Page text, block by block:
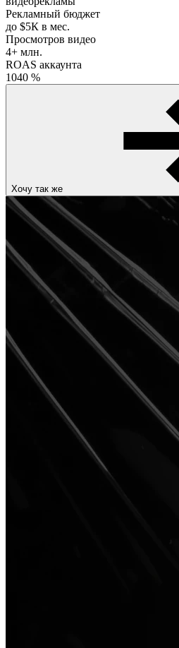
Рекламный бюджет
до $5К в мес.
Просмотров видео
4+ млн.
ROAS аккаунта
1040 %
Хочу так же